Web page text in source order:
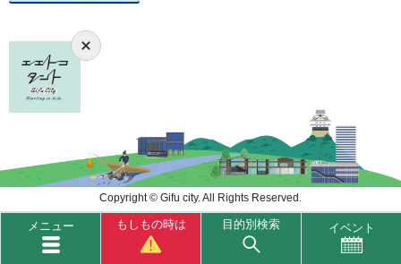
メニュー もしもの時は 目的別検索 イベント
Copyright © Gifu city. All Rights Reserved.